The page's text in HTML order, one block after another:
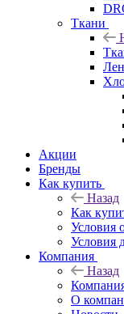
Ткани
Акции
Бренды
Как купить
Назад
Как
Условия
Условия
Компания
Назад
О